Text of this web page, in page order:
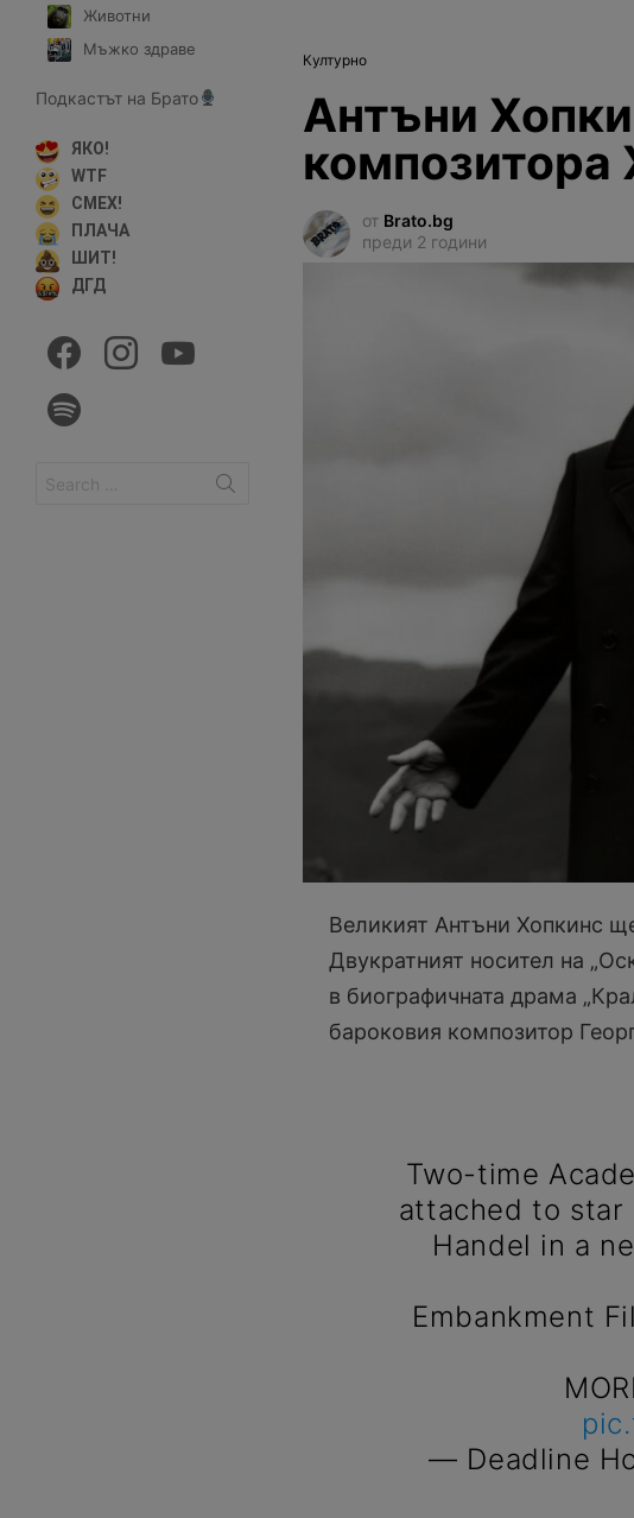
Културно
Антъни
композитора
от Brato.bg
преди 2 години
Великият Антъни Хопкинс
Двукратният носител на
в биографичната драма
бароковия композитор
Two-time
attached to star
Handel in a
Embankment
— Deadline
Животни
Мъжко здраве
Подкастът на Брато
ЯКО!
WTF
СМЕХ!
ПЛАЧА
ШИТ!
ДГД
for: